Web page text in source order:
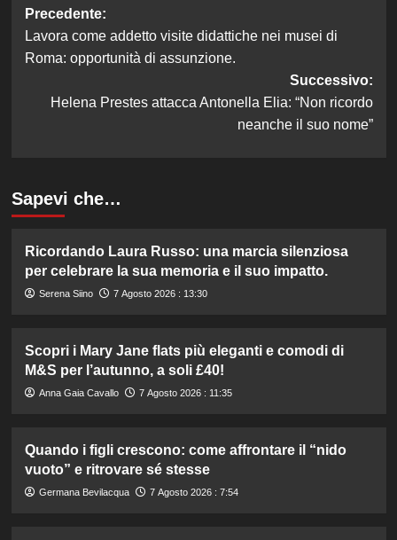
Navigazione
articolo
Precedente:
Lavora come addetto visite didattiche nei musei di
Roma: opportunità di assunzione.
Successivo:
Helena Prestes attacca Antonella Elia: “Non ricordo
neanche il suo nome”
Sapevi che…
Ricordando Laura Russo: una marcia silenziosa
per celebrare la sua memoria e il suo impatto.
Serena Siino 7 Agosto 2026 : 13:30
Scopri i Mary Jane flats più eleganti e comodi di
M&S per l’autunno, a soli £40!
Anna Gaia Cavallo 7 Agosto 2026 : 11:35
Quando i figli crescono: come affrontare il “nido
vuoto” e ritrovare sé stesse
Germana Bevilacqua 7 Agosto 2026 : 7:54